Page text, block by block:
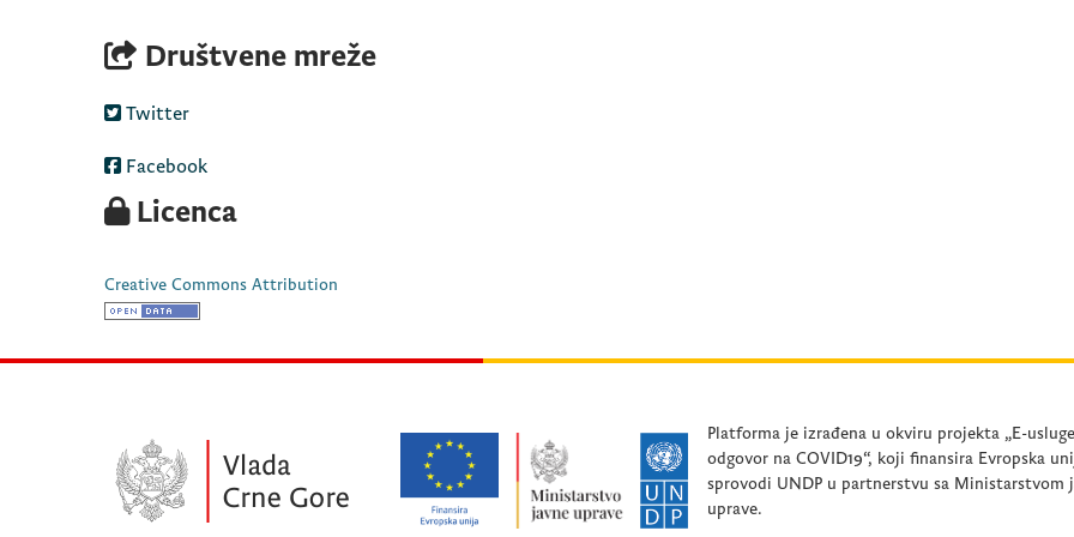
Društvene mreže
Twitter
Facebook
Licenca
Creative Commons Attribution
Platforma je izrađena u okviru projekta „E-
odgovor na COVID19“, koji finansira Evropska
sprovodi UNDP u partnerstvu sa Ministarstvom
uprave.